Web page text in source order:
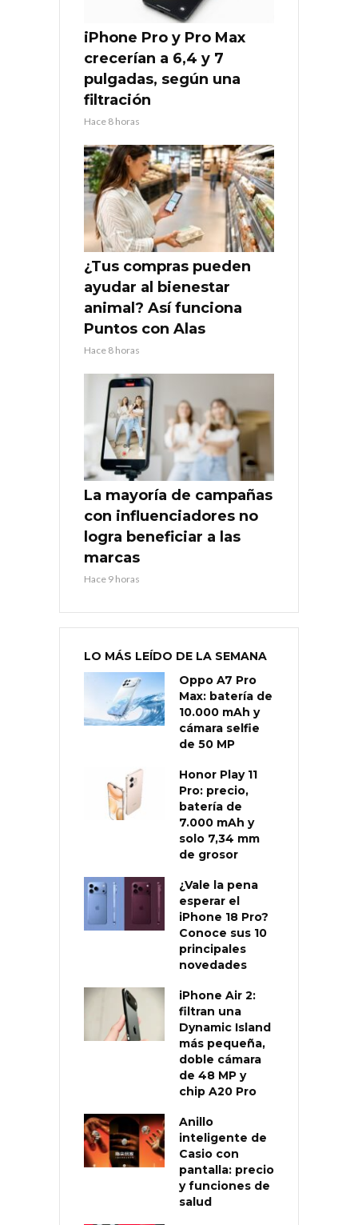
iPhone Pro y Pro Max
crecerían a 6,4 y 7
pulgadas, según una
filtración
Hace 8 horas
¿Tus compras pueden
ayudar al bienestar
animal? Así funciona
Puntos con Alas
Hace 8 horas
La mayoría de campañas
con influenciadores no
logra beneficiar a las
marcas
Hace 9 horas
LO MÁS LEÍDO DE LA SEMANA
Oppo A7 Pro
Max: batería de
10.000 mAh y
cámara selfie
de 50 MP
Honor Play 11
Pro: precio,
batería de
7.000 mAh y
solo 7,34 mm
de grosor
¿Vale la pena
esperar el
iPhone 18 Pro?
Conoce sus 10
principales
novedades
iPhone Air 2:
filtran una
Dynamic Island
más pequeña,
doble cámara
de 48 MP y
chip A20 Pro
Anillo
inteligente de
Casio con
pantalla: precio
y funciones de
salud